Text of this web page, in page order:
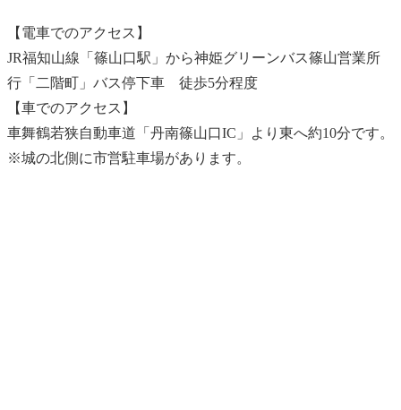
【電車でのアクセス】
JR福知山線「篠山口駅」から神姫グリーンバス篠山営業所
行「二階町」バス停下車 徒歩5分程度
【車でのアクセス】
車舞鶴若狭自動車道「丹南篠山口IC」より東へ約10分です。
※城の北側に市営駐車場があります。